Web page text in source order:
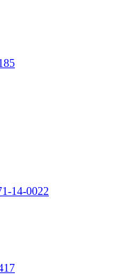
14-0022